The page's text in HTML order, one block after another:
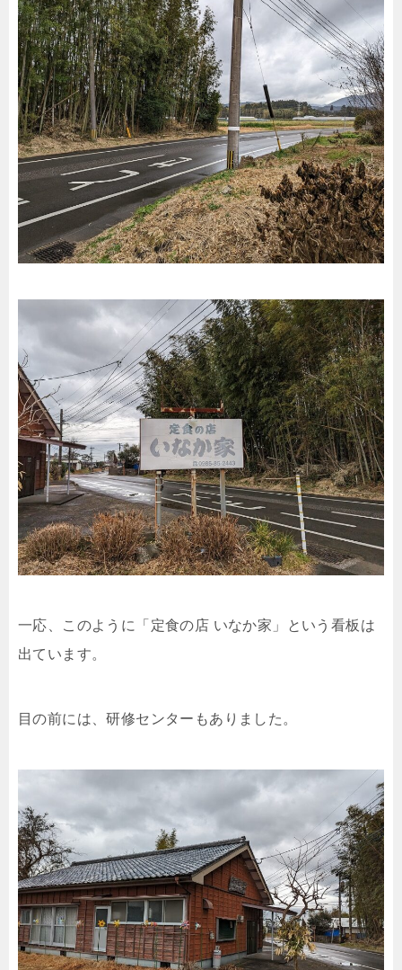
一応、このように「定食の店 いなか家」という看板は
出ています。
目の前には、研修センターもありました。